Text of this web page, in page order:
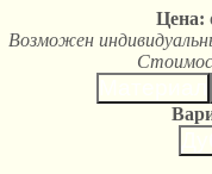
Цена:
Возможен